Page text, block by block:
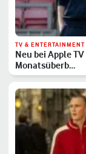
TV & ENTERTAINMENT
Neu bei Apple
Monatsüberb…